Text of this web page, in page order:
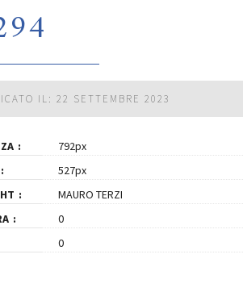
IL: 22 SETTEMBRE 2023
792px
527px
MAURO TERZI
0
0